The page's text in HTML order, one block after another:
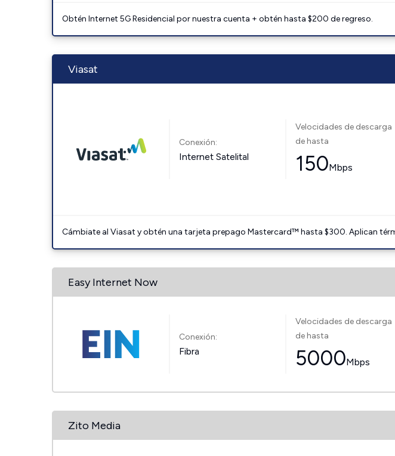
Obtén Internet 5G Residencial por nuestra cuenta + obtén hasta $200 de regreso.
Viasat
Conexión:
Internet Satelital
Velocidades de descarga
de hasta
150Mbps
Cámbiate al Viasat y obtén una tarjeta prepago Mastercard™ hasta $300. Aplican
Easy Internet Now
Conexión:
Fibra
Velocidades de descarga
de hasta
5000Mbps
Zito Media